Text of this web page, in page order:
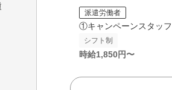
派遣労働者
①キャンペーンスタッフ
シフト制
時給1,850円〜